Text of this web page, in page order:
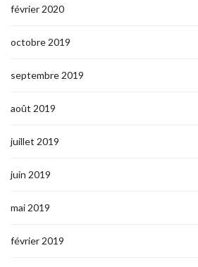
février 2020
octobre 2019
septembre 2019
août 2019
juillet 2019
juin 2019
mai 2019
février 2019